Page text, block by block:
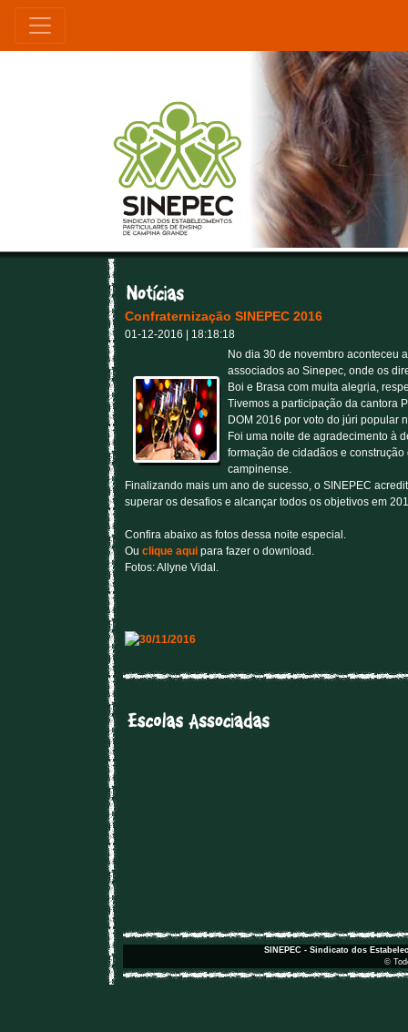
Confraternização SINEPEC 2016
01-12-2016 | 18:18:18
No dia 30 de novembro aconteceu
associados ao Sinepec, onde os
Boi e Brasa com muita alegria,
Tivemos a participação da cantora
DOM 2016 por voto do júri popular
Foi uma noite de agradecimento à
formação de cidadãos e
campinense.
Finalizando mais um ano de sucesso, o SINEPEC
superar os desafios e alcançar todos os objetivos em
Confira abaixo as fotos dessa noite especial.
Ou clique aqui para fazer o download.
Fotos: Allyne Vidal.
SINEPEC - Sindicato dos
©